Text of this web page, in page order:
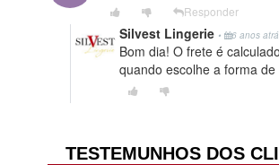
Responder
Silvest Lingerie • 6 anos
Bom dia! O frete é
quando escolhe a forma de
TESTEMUNHOS DOS